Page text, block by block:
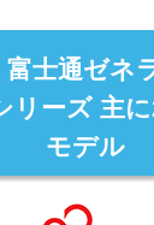
富士通ゼネ
リーズ 主
モデル